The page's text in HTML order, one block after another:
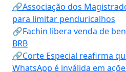
🔗Associação dos
para limitar penduricalhos
🔗Fachin libera venda de
BRB
🔗Corte Especial reafirma
WhatsApp é inválida em